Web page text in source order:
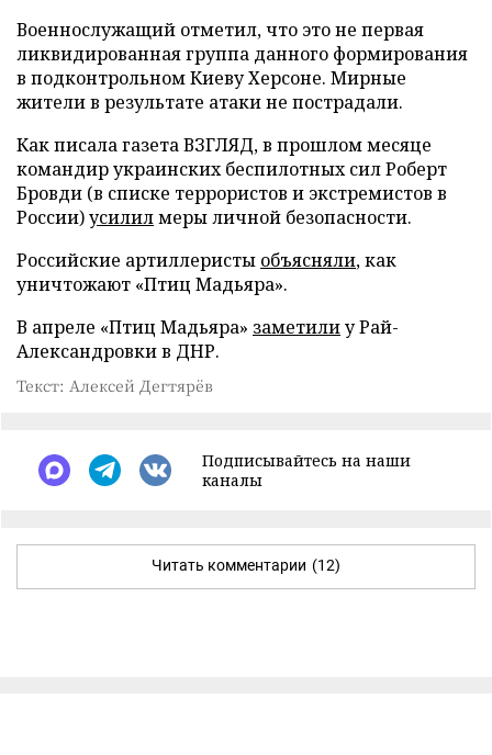
Военнослужащий отметил, что это не первая
ликвидированная группа данного формирования
в подконтрольном Киеву Херсоне. Мирные
жители в результате атаки не пострадали.
Как писала газета ВЗГЛЯД, в прошлом месяце
командир украинских беспилотных сил Роберт
Бровди (в списке террористов и экстремистов в
России)усилилмеры личной безопасности.
Российские артиллеристы объясняли, как
уничтожают «Птиц Мадьяра».
В апреле «Птиц Мадьяра» заметилиу Рай-
Александровки в ДНР.
Текст: Алексей Дегтярёв
Подписывайтесь на наши
каналы
Читать комментарии (12)